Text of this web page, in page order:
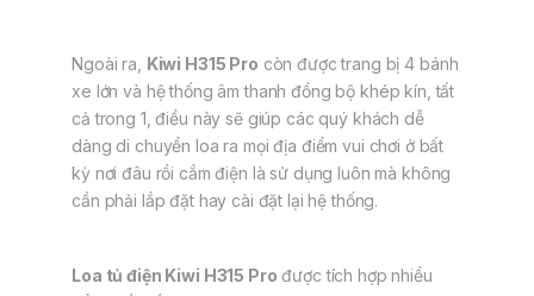
Ngoài ra, Kiwi H315 Pro còn được trang bị 4 bánh
xe lớn và hệ thống âm thanh đồng bộ khép kín, tất
cả trong 1, điều này sẽ giúp các quý khách dễ
dàng di chuyển loa ra mọi địa điểm vui chơi ở bất
kỳ nơi đâu rồi cắm điện là sử dụng luôn mà không
cần phải lắp đặt hay cài đặt lại hệ thống.
Loa tủ điện Kiwi H315 Pro được tích hợp nhiều